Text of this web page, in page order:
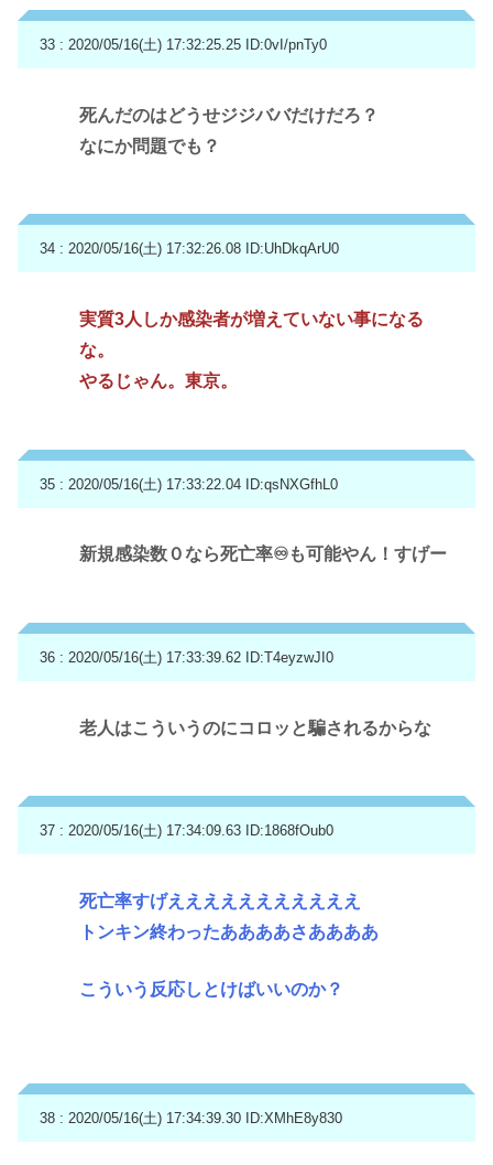
33 : 2020/05/16(土) 17:32:25.25 ID:0vI/pnTy0
死んだのはどうせジジババだけだろ？
なにか問題でも？
34 : 2020/05/16(土) 17:32:26.08 ID:UhDkqArU0
実質3人しか感染者が増えていない事になる
な。
やるじゃん。東京。
35 : 2020/05/16(土) 17:33:22.04 ID:qsNXGfhL0
新規感染数０なら死亡率♾も可能やん！すげー
36 : 2020/05/16(土) 17:33:39.62 ID:T4eyzwJI0
老人はこういうのにコロッと騙されるからな
37 : 2020/05/16(土) 17:34:09.63 ID:1868fOub0
死亡率すげえええええええええええ
トンキン終わったああああさああああ
こういう反応しとけばいいのか？
38 : 2020/05/16(土) 17:34:39.30 ID:XMhE8y830